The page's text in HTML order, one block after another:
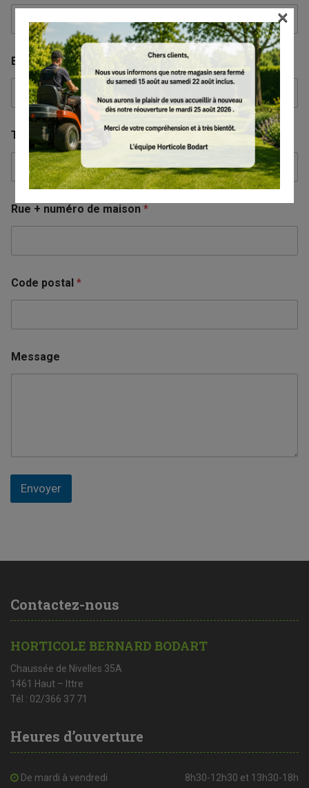
E-mail*
Téléphone*
Rue + numéro de maison *
Code postal *
Message
Envoyer
Contactez-nous
HORTICOLE BERNARD BODART
Chaussée de Nivelles 35A
1461 Haut – Ittre
Tél : 02/366 37 71
Heures d’ouverture
De mardi à vendredi 8h30-12h30 et 13h30-18h
×